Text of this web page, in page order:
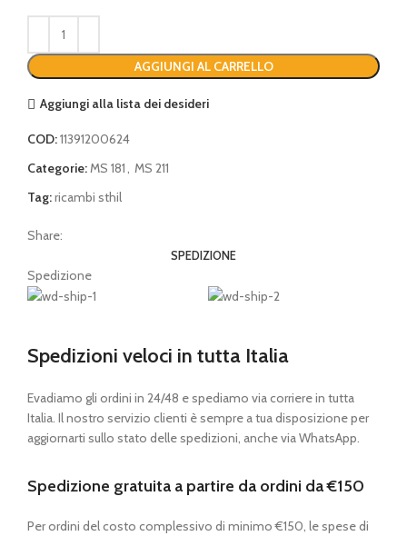
AGGIUNGI AL CARRELLO
Aggiungi alla lista dei desideri
COD:11391200624
Categorie: MS 181
MS 211
Tag:ricambi sthil
Share:
SPEDIZIONE
Spedizione
Spedizioni veloci in tutta Italia
Evadiamo gli ordini in 24/48 e spediamo via corriere in tutta
Italia. Il nostro servizio clienti è sempre a tua disposizione per
aggiornarti sullo stato delle spedizioni, anche via WhatsApp.
Spedizione gratuita a partire da ordini da €150
Per ordini del costo complessivo di minimo €150, le spese di